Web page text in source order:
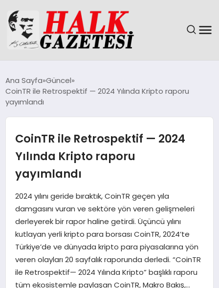
DÜNYA
MAGAZIN
SAĞLIK
SIYASET
SPOR
TEKNOLOJI
Ana Sayfa Güncel
CoinTR ile Retrospektif — 2024 Yılında Kripto raporu
yayımlandı
CoinTR ile Retrospektif — 2024
Yılında Kripto raporu
yayımlandı
2024 yılını geride bıraktık, CoinTR geçen yıla
damgasını vuran ve sektöre yön veren gelişmeleri
derleyerek bir rapor haline getirdi. Üçüncü yılını
kutlayan yerli kripto para borsası CoinTR, 2024’te
Türkiye’de ve dünyada kripto para piyasalarına yön
veren olayları 20 sayfalık raporunda derledi. “CoinTR
ile Retrospektif— 2024 Yılında Kripto” başlıklı raporu
tüm ekosistemle paylaşan CoinTR, Makro Bakış,…